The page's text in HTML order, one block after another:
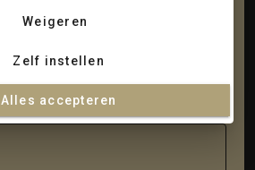
Weigeren
Zelf instellen
Alles accepteren